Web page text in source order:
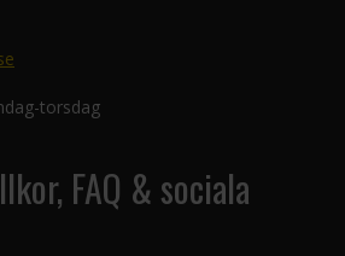
torsdag
FAQ & sociala